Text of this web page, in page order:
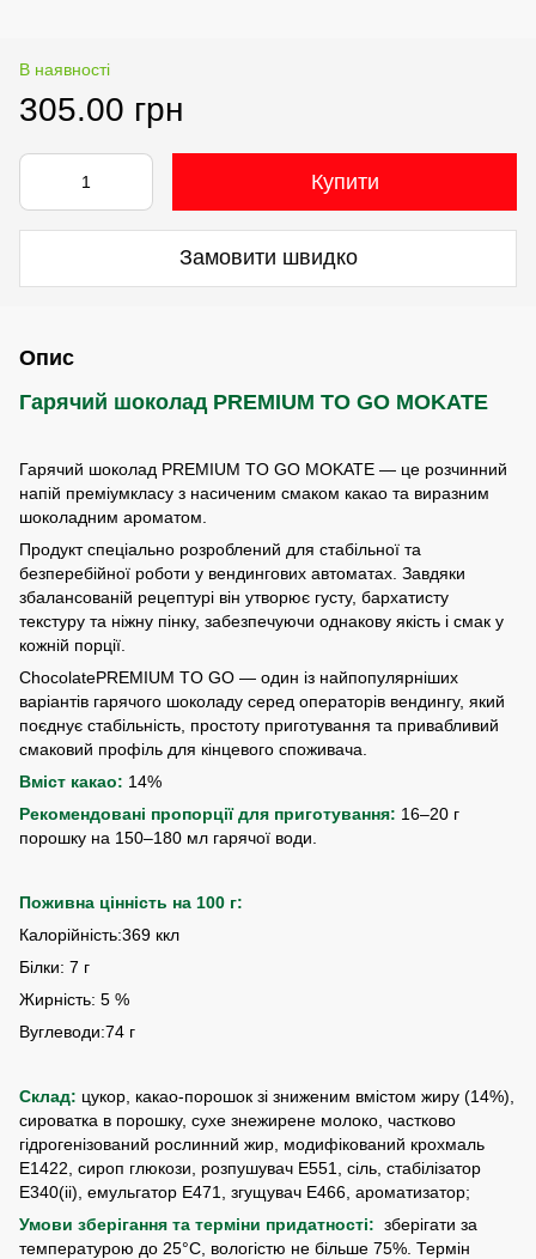
В наявності
305.00 грн
Купити
Замовити швидко
Опис
Гарячий шоколад PREMIUM TO GO MOKATE
Гарячий шоколад PREMIUM TO GO MOKATE — це розчинний
напій преміумкласу з насиченим смаком какао та виразним
шоколадним ароматом.
Продукт спеціально розроблений для стабільної та
безперебійної роботи у вендингових автоматах. Завдяки
збалансованій рецептурі він утворює густу, бархатисту
текстуру та ніжну пінку, забезпечуючи однакову якість і смак у
кожній порції.
ChocolatePREMIUM TO GO — один із найпопулярніших
варіантів гарячого шоколаду серед операторів вендингу, який
поєднує стабільність, простоту приготування та привабливий
смаковий профіль для кінцевого споживача.
Вміст какао: 14%
Рекомендовані пропорції для приготування: 16–20 г
порошку на 150–180 мл гарячої води.
Поживна цінність на 100 г:
Калорійність:369 ккл
Білки: 7 г
Жирність: 5 %
Вуглеводи:74 г
Склад: цукор, какао-порошок зі зниженим вмістом жиру (14%),
сироватка в порошку, сухе знежирене молоко, частково
гідрогенізований рослинний жир, модифікований крохмаль
E1422, сироп глюкози, розпушувач E551, сіль, стабілізатор
E340(ii), емульгатор E471, згущувач E466, ароматизатор;
Умови зберігання та терміни придатності: зберігати за
температурою до 25°C, вологістю не більше 75%. Термін